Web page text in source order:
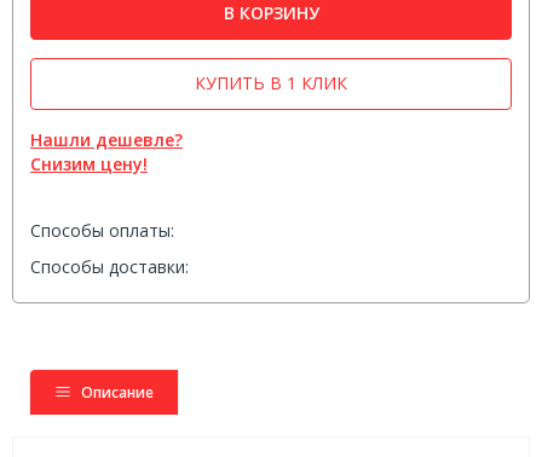
В КОРЗИНУ
Нашли дешевле?
Снизим цену!
КУПИТЬ В 1 КЛИК
Способы оплаты:
Способы доставки:
Описание